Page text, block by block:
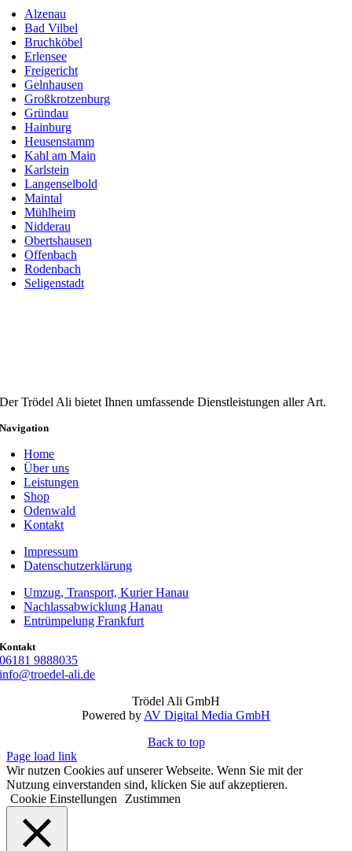
Alzenau
Bad Vilbel
Bruchköbel
Erlensee
Freigericht
Gelnhausen
Großkrotzenburg
Gründau
Hainburg
Heusenstamm
Kahl am Main
Karlstein
Langenselbold
Maintal
Mühlheim
Nidderau
Obertshausen
Offenbach
Rodenbach
Seligenstadt
Der Trödel Ali bietet Ihnen umfassende Dienstleistungen aller Art.
Navigation
Home
Über uns
Leistungen
Shop
Odenwald
Kontakt
Impressum
Datenschutzerklärung
Umzug, Transport, Kurier Hanau
Nachlassabwicklung Hanau
Entrümpelung Frankfurt
Kontakt
06181 9888035
info@troedel-ali.de
Trödel Ali GmbH
Powered by AV Digital Media GmbH
Back to top
Page load link
Wir nutzen Cookies auf unserer Webseite. Wenn Sie mit der
Nutzung einverstanden sind, klicken Sie auf akzeptieren.
Cookie Einstellungen
Zustimmen